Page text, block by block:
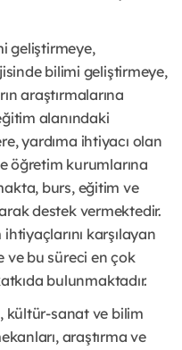
geliştirmeye,
bilimi geliştirmeye,
araştırmalarına
alanındaki
yardıma ihtiyacı olan
öğretim kurumlarına
burs, eğitim ve
destek vermektedir.
karşılayan
ve bu süreci en çok
bulunmaktadır.
kültür-sanat ve bilim
araştırma ve